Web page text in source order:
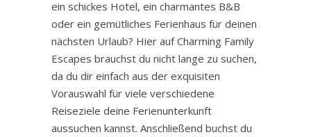
ein schickes Hotel, ein charmantes B&B
oder ein gemütliches Ferienhaus für deinen
nächsten Urlaub? Hier auf Charming Family
Escapes brauchst du nicht lange zu suchen,
da du dir einfach aus der exquisiten
Vorauswahl für viele verschiedene
Reiseziele deine Ferienunterkunft
aussuchen kannst. Anschließend buchst du